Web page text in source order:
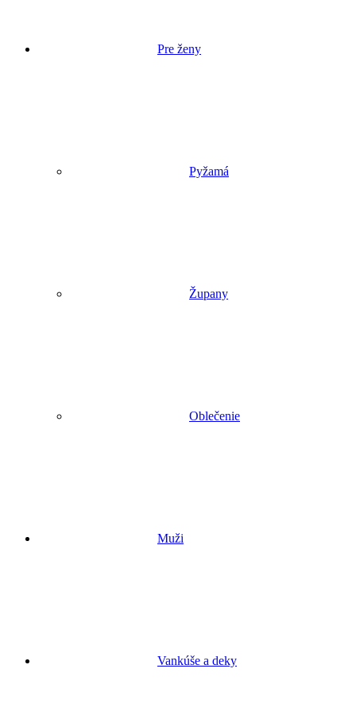
Pre ženy
Pyžamá
Župany
Oblečenie
Muži
Vankúše a deky